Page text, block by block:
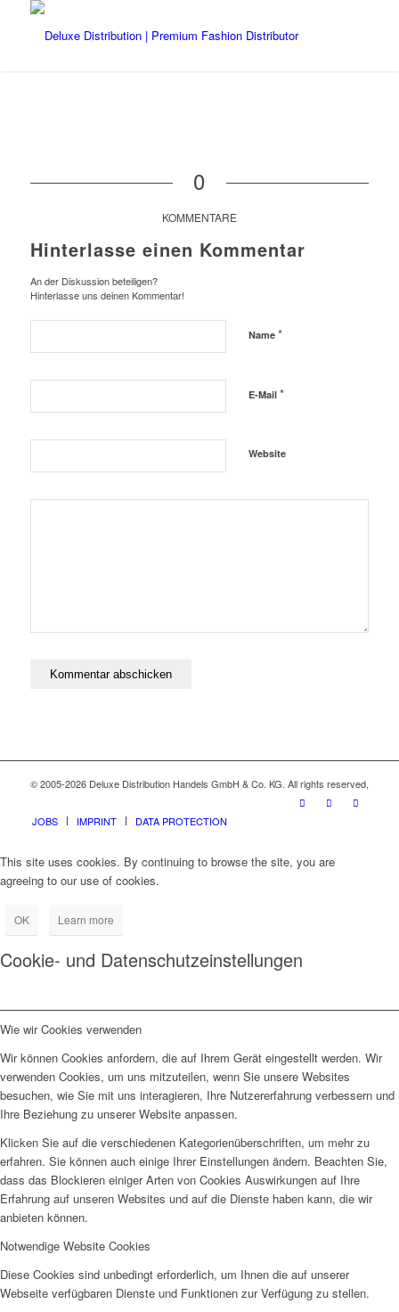
0
KOMMENTARE
Hinterlasse einen Kommentar
An der Diskussion beteiligen?
Hinterlasse uns deinen Kommentar!
Name *
E-Mail *
Website
© 2005-2026 Deluxe Distribution Handels GmbH & Co. KG. All rights reserved,
JOBS IMPRINT DATA PROTECTION
This site uses cookies. By continuing to browse the site, you are
agreeing to our use of cookies.
OK Learn more
Cookie- und Datenschutzeinstellungen
Wie wir Cookies verwenden
Wir können Cookies anfordern, die auf Ihrem Gerät eingestellt werden. Wir
verwenden Cookies, um uns mitzuteilen, wenn Sie unsere Websites
besuchen, wie Sie mit uns interagieren, Ihre Nutzererfahrung verbessern und
Ihre Beziehung zu unserer Website anpassen.
Klicken Sie auf die verschiedenen Kategorienüberschriften, um mehr zu
erfahren. Sie können auch einige Ihrer Einstellungen ändern. Beachten Sie,
dass das Blockieren einiger Arten von Cookies Auswirkungen auf Ihre
Erfahrung auf unseren Websites und auf die Dienste haben kann, die wir
anbieten können.
Notwendige Website Cookies
Diese Cookies sind unbedingt erforderlich, um Ihnen die auf unserer
Webseite verfügbaren Dienste und Funktionen zur Verfügung zu stellen.